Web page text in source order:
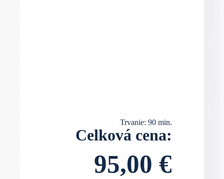
Trvanie: 90 min.
Celková cena:
95,00 €